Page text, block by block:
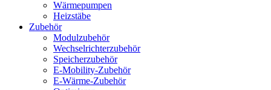
Wärmepumpen
Heizstäbe
Zubehör
Modulzubehör
Wechselrichterzubehör
Speicherzubehör
E-Mobility-Zubehör
E-Wärme-Zubehör